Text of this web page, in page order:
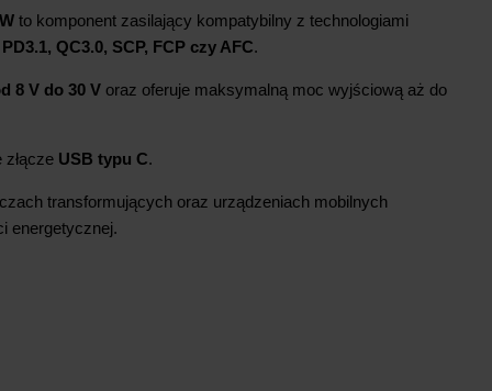
to komponent zasilający kompatybilny z technologiami
PD3.1, QC3.0, SCP, FCP czy AFC.
8 V do 30 V oraz oferuje maksymalną moc wyjściową aż do
złącze USB typu C.
transformujących oraz urządzeniach mobilnych
energetycznej.